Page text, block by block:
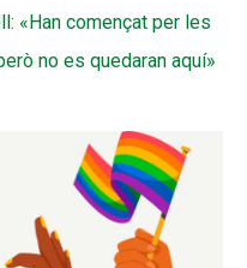
«Han començat per les
no es quedaran aquí»